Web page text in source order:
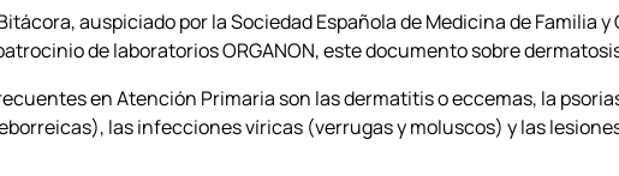
auspiciado por la Sociedad Española de Medicina de Familia
de laboratorios ORGANON, este documento sobre
en Atención Primaria son las dermatitis o eccemas, la
las infecciones víricas (verrugas y moluscos) y las